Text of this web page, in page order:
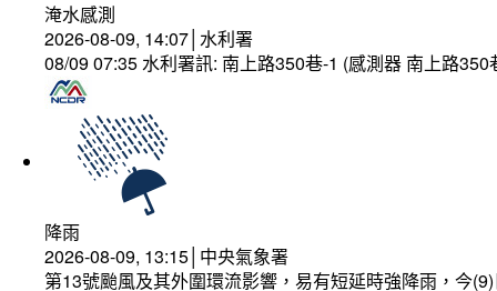
淹水感測
2026-08-09, 14:07│水利署
08/09 07:35 水利署訊: 南上路350巷-1 (感測器 南上路
降雨
2026-08-09, 13:15│中央氣象署
第13號颱風及其外圍環流影響，易有短延時強降雨，今